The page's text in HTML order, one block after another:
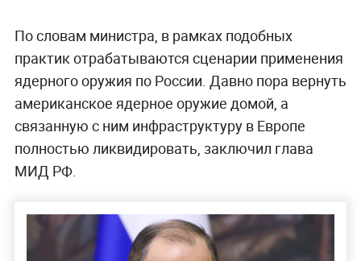
По словам министра, в рамках подобных
практик отрабатываются сценарии применения
ядерного оружия по России. Давно пора вернуть
американское ядерное оружие домой, а
связанную с ним инфраструктуру в Европе
полностью ликвидировать, заключил глава
МИД РФ.